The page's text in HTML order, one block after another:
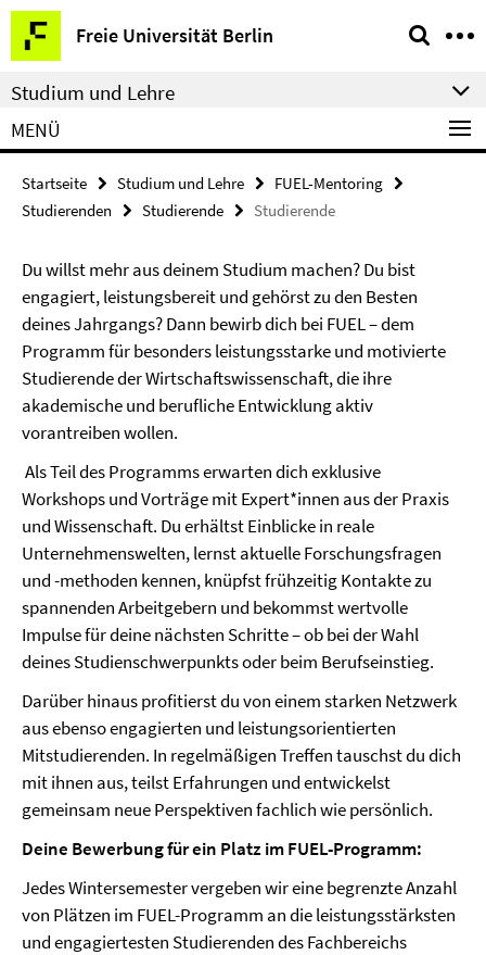
Springe
direkt
zu
Inhalt
Freie Universität Berlin
Service-
Navigation
Studium und Lehre
MENÜ
Startseite Studium und Lehre
FUEL-Mentoring
Studierenden
Studierende Studierende
Du willst mehr aus deinem Studium machen? Du bist
engagiert, leistungsbereit und gehörst zu den Besten
deines Jahrgangs? Dann bewirb dich bei FUEL – dem
Programm für besonders leistungsstarke und motivierte
Studierende der Wirtschaftswissenschaft, die ihre
akademische und berufliche Entwicklung aktiv
vorantreiben wollen.
Als Teil des Programms erwarten dich exklusive
Workshops und Vorträge mit Expert*innen aus der Praxis
und Wissenschaft. Du erhältst Einblicke in reale
Unternehmenswelten, lernst aktuelle Forschungsfragen
und -methoden kennen, knüpfst frühzeitig Kontakte zu
spannenden Arbeitgebern und bekommst wertvolle
Impulse für deine nächsten Schritte – ob bei der Wahl
deines Studienschwerpunkts oder beim Berufseinstieg.
Darüber hinaus profitierst du von einem starken Netzwerk
aus ebenso engagierten und leistungsorientierten
Mitstudierenden. In regelmäßigen Treffen tauschst du dich
mit ihnen aus, teilst Erfahrungen und entwickelst
gemeinsam neue Perspektiven fachlich wie persönlich.
Deine Bewerbung für ein Platz im FUEL-Programm:
Jedes Wintersemester vergeben wir eine begrenzte Anzahl
von Plätzen im FUEL-Programm an die leistungsstärksten
und engagiertesten Studierenden des Fachbereichs